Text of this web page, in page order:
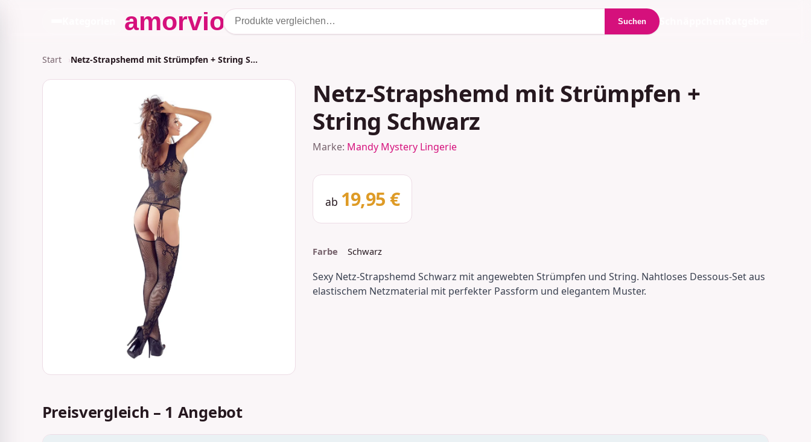
Suchen
Start Netz-Strapshemd mit Strümpfen + String S…
Netz-Strapshemd mit Strümpfen +
String Schwarz
Marke: Mandy Mystery Lingerie
ab 19,95 €
Farbe Schwarz
Sexy Netz-Strapshemd Schwarz mit angewebten Strümpfen und String. Nahtloses Dessous-Set aus
elastischem Netzmaterial mit perfekter Passform und elegantem Muster.
Preisvergleich – 1 Angebot